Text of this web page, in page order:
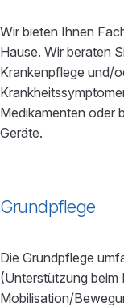
Wir bieten Ihnen
Hause. Wir beraten
Krankenpflege und/
Medikamenten oder
Geräte.
Grundpflege
Die Grundpflege
(Unterstützung beim
Mobilisation/